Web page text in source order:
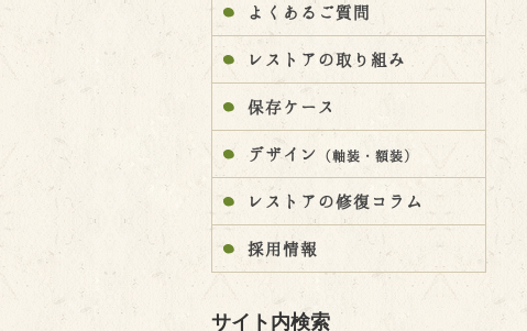
よくあるご質問
レストアの取り組み
保存ケース
デザイン （軸装・額装）
レストアの修復コラム
採用情報
サイト内検索